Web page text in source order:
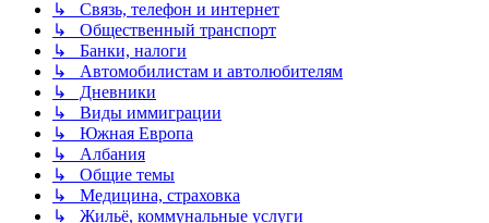
↳ Связь, телефон и интернет
↳ Общественный транспорт
↳ Банки, налоги
↳ Автомобилистам и автолюбителям
↳ Дневники
↳ Виды иммиграции
↳ Южная Европа
↳ Албания
↳ Общие темы
↳ Медицина, страховка
↳ Жильё, коммунальные услуги